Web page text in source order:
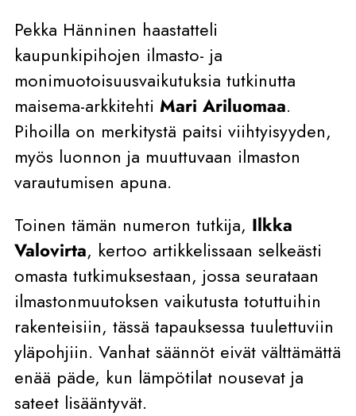
Pekka Hänninen haastatteli
kaupunkipihojen ilmasto- ja
monimuotoisuusvaikutuksia tutkinutta
maisema-arkkitehti Mari Ariluomaa.
Pihoilla on merkitystä paitsi viihtyisyyden,
myös luonnon ja muuttuvaan ilmaston
varautumisen apuna.
Toinen tämän numeron tutkija, Ilkka
Valovirta, kertoo artikkelissaan selkeästi
omasta tutkimuksestaan, jossa seurataan
ilmastonmuutoksen vaikutusta totuttuihin
rakenteisiin, tässä tapauksessa tuulettuviin
yläpohjiin. Vanhat säännöt eivät välttämättä
enää päde, kun lämpötilat nousevat ja
sateet lisääntyvät.